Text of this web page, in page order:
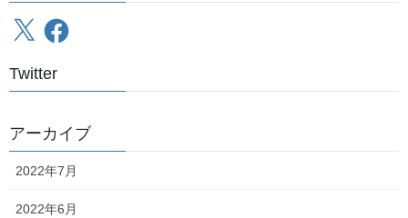
手際は、この「一部列車」がどの列車であるかを確認しなかっ
たことであり、しかもあろうことかまさかその列車が
自分の乗車予定の列車
ちゃんとプレスリリースには書いてあったのです
東武日光11時44分発会津若松行き
（公式発表は
X Facebook
Twitter
アーカイブ
2022年7月
2022年6月